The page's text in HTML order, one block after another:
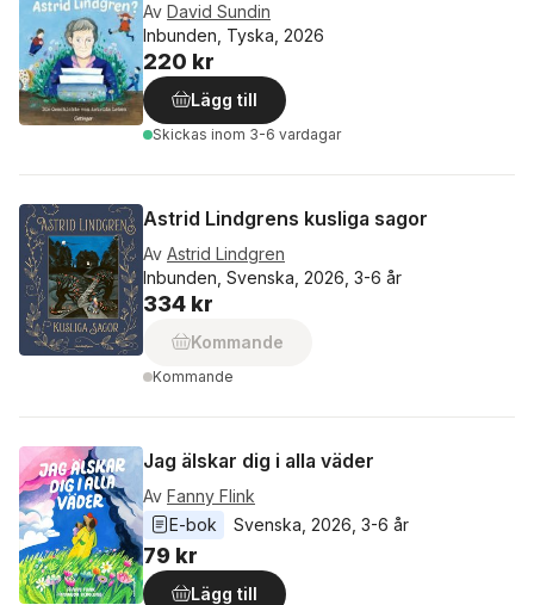
Av David Sundin
Inbunden, Tyska, 2026
220 kr
Lägg till
Skickas inom 3-6 vardagar
Astrid Lindgrens kusliga sagor
Av Astrid Lindgren
Inbunden, Svenska, 2026, 3-6 år
334 kr
Kommande
Kommande
Jag älskar dig i alla väder
Av Fanny Flink
E-bok
Svenska 2026 3-6 år
79 kr
Lägg till